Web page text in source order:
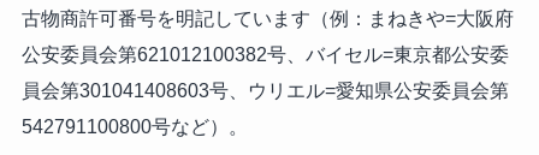
古物商許可番号を明記しています（例：まねきや=大阪府
公安委員会第621012100382号、バイセル=東京都公安委
員会第301041408603号、ウリエル=愛知県公安委員会第
542791100800号など）。